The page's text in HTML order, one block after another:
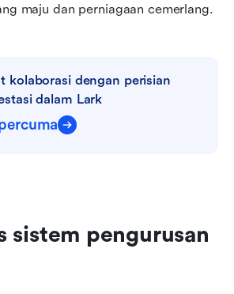
maju dan perniagaan cemerlang.
kolaborasi dengan perisian
dalam Lark
sistem pengurusan